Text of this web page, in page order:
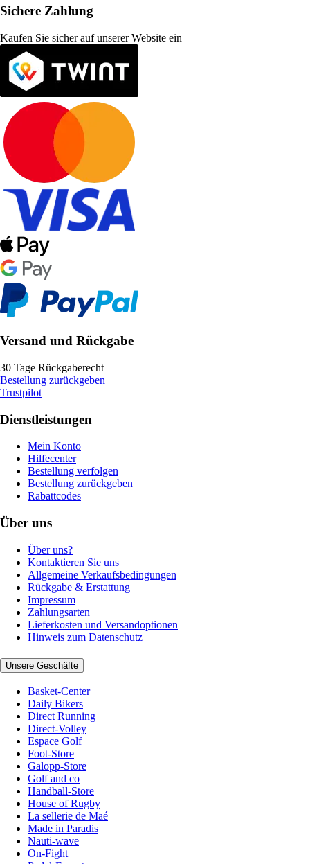
Sichere Zahlung
Kaufen Sie sicher auf unserer Website ein
Versand und Rückgabe
30 Tage Rückgaberecht
Bestellung zurückgeben
Trustpilot
Dienstleistungen
Mein Konto
Hilfecenter
Bestellung verfolgen
Bestellung zurückgeben
Rabattcodes
Über uns
Über uns?
Kontaktieren Sie uns
Allgemeine Verkaufsbedingungen
Rückgabe & Erstattung
Impressum
Zahlungsarten
Lieferkosten und Versandoptionen
Hinweis zum Datenschutz
Unsere Geschäfte
Basket-Center
Daily Bikers
Direct Running
Direct-Volley
Espace Golf
Foot-Store
Galopp-Store
Golf and co
Handball-Store
House of Rugby
La sellerie de Maé
Made in Paradis
Nauti-wave
On-Fight